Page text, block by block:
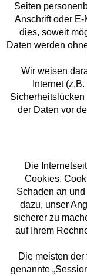
Seiten
Anschrift oder
dies, soweit
Daten werden
Wir weisen
Internet
der Daten vor
Die
Cookies.
Schaden an
dazu, unser
sicherer zu
auf Ihrem
Die meisten
genannte